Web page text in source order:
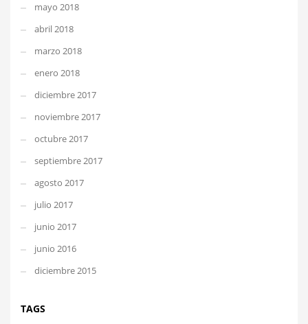
mayo 2018
abril 2018
marzo 2018
enero 2018
diciembre 2017
noviembre 2017
octubre 2017
septiembre 2017
agosto 2017
julio 2017
junio 2017
junio 2016
diciembre 2015
TAGS